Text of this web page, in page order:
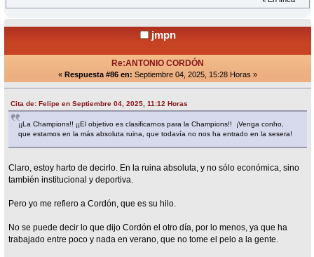
jmpn
Re:ANTONIO CORDÓN
« Respuesta #86 en: Septiembre 04, 2025, 15:28 Horas »
Cita de: Felipe en Septiembre 04, 2025, 11:12 Horas
¡¡La Champions!! ¡¡El objetivo es clasificarnos para la Champions!! ¡Venga conho,
que estamos en la más absoluta ruina, que todavía no nos ha entrado en la sesera!
Claro, estoy harto de decirlo. En la ruina absoluta, y no sólo económica, sino
también institucional y deportiva.
Pero yo me refiero a Cordón, que es su hilo.
No se puede decir lo que dijo Cordón el otro día, por lo menos, ya que ha
trabajado entre poco y nada en verano, que no tome el pelo a la gente.